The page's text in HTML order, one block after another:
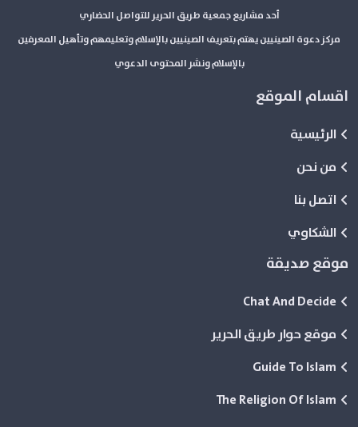
أحد مشاريع جمعية طريق الحرير للتواصل الحضاري
مركز دعوة الصينيين يهتم بتعريف الصينيين بالإسلام وتعليمهم وتأهيل المعرفين
بالإسلام ونشر المحتوى الدعوي
اقسام الموقع
الرئيسية
من نحن
اتصل بنا
الشكاوي
موقع صديقة
Chat And Decide
موقع حوار طريق الحرير
Guide To Islam
The Religion Of Islam